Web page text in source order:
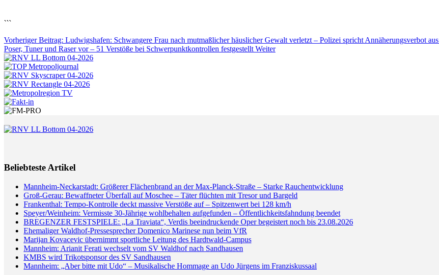
```
Vorheriger Beitrag: Ludwigshafen: Schwangere Frau nach mutmaßlicher häuslicher Gewalt verletzt – Polizei spricht Annäherungsverbot aus
Poser, Tuner und Raser vor – 51 Verstöße bei Schwerpunktkontrollen festgestellt Weiter
Beliebteste Artikel
Mannheim-Neckarstadt: Größerer Flächenbrand an der Max-Planck-Straße – Starke Rauchentwicklung
Groß-Gerau: Bewaffneter Überfall auf Moschee – Täter flüchten mit Tresor und Bargeld
Frankenthal: Tempo-Kontrolle deckt massive Verstöße auf – Spitzenwert bei 128 km/h
Speyer/Weinheim: Vermisste 30-Jährige wohlbehalten aufgefunden – Öffentlichkeitsfahndung beendet
BREGENZER FESTSPIELE: „La Traviata“, Verdis beeindruckende Oper begeistert noch bis 23.08.2026
Ehemaliger Waldhof-Pressesprecher Domenico Marinese nun beim VfR
Marijan Kovacevic übernimmt sportliche Leitung des Hardtwald-Campus
Mannheim: Arianit Ferati wechselt vom SV Waldhof nach Sandhausen
KMBS wird Trikotsponsor des SV Sandhausen
Mannheim: „Aber bitte mit Udo“ – Musikalische Hommage an Udo Jürgens im Franziskussaal